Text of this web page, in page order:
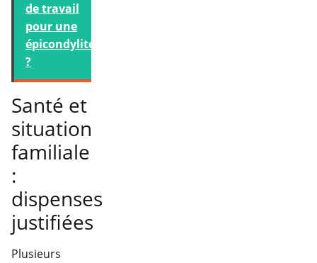
de travail
pour une
épicondylite
?
Santé et
situation
familiale
:
dispenses
justifiées
Plusieurs